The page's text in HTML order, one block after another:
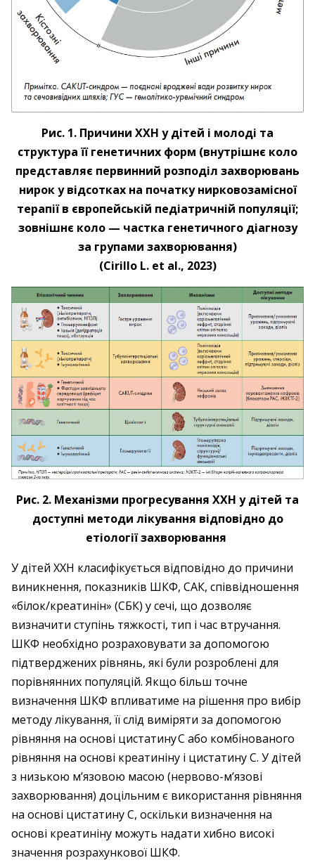
Рис. 1. Причини ХХН у дітей і молоді та
структура її генетичних форм (внутрішнє коло
представляє первинний розподіл захворювань
нирок у відсотках на початку нирковозамісної
терапії в європейській педіатричній популяції;
зовнішнє коло — частка генетичного діагнозу
за групами захворювання)
(Cirillo L. et al., 2023)
Рис. 2. Механізми прогресування ХХН у дітей та
доступні методи лікування відповідно до
етіології захворювання
У дітей ХХН класифікується відповідно до причини
виникнення, показників ШКФ, САК, співвідношення
«білок/креатинін» (СБК) у сечі, що дозволяє
визначити ступінь тяжкості, тип і час втручання.
ШКФ необхідно розраховувати за допомогою
підтверджених рівнянь, які були розроблені для
порівнянних популяцій. Якщо більш точне
визначення ШКФ впливатиме на рішення про вибір
методу лікування, її слід виміряти за допомогою
рівняння на основі цистатину С або комбінованого
рівняння на основі креатиніну і цистатину С. У дітей
з низькою м’язовою масою (нервово-­м’язові
захворювання) доцільним є використання рівняння
на основі цистатину С, оскільки визначення на
основі креатиніну можуть надати хибно високі
значення розрахункової ШКФ.